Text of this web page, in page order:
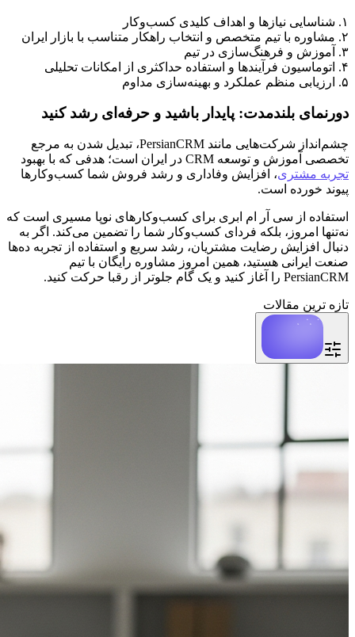
۱. شناسایی نیازها و اهداف کلیدی کسب‌وکار
۲. مشاوره با تیم متخصص و انتخاب راهکار متناسب با بازار ایران
۳. آموزش و فرهنگ‌سازی در تیم
۴. اتوماسیون فرآیندها و استفاده حداکثری از امکانات تحلیلی
۵. ارزیابی منظم عملکرد و بهینه‌سازی مداوم
دورنمای بلندمدت: پایدار باشید و حرفه‌ای رشد کنید
چشم‌انداز شرکت‌هایی مانند PersianCRM، تبدیل شدن به مرجع
تخصصی آموزش و توسعه CRM در ایران است؛ هدفی که با بهبود
تجربه مشتری، افزایش وفاداری و رشد فروش شما کسب‌وکارها
پیوند خورده است.
استفاده از سی آر ام ابری برای کسب‌وکارهای نوپا مسیری است که
نه‌تنها امروز، بلکه فردای کسب‌وکار شما را تضمین می‌کند. اگر به
دنبال افزایش رضایت مشتریان، رشد سریع و استفاده از تجربه ده‌ها
صنعت ایرانی هستید، همین امروز مشاوره رایگان با تیم
PersianCRM را آغاز کنید و یک گام جلوتر از رقبا حرکت کنید.
تازه ترین مقالات